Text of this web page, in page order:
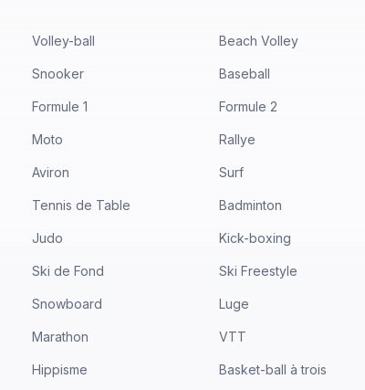
Volley-ball Beach Volley
Snooker Baseball
Formule 1 Formule 2
Moto Rallye
Aviron Surf
Tennis de Table Badminton
Judo Kick-boxing
Ski de Fond Ski Freestyle
Snowboard Luge
Marathon VTT
Hippisme Basket-ball à trois